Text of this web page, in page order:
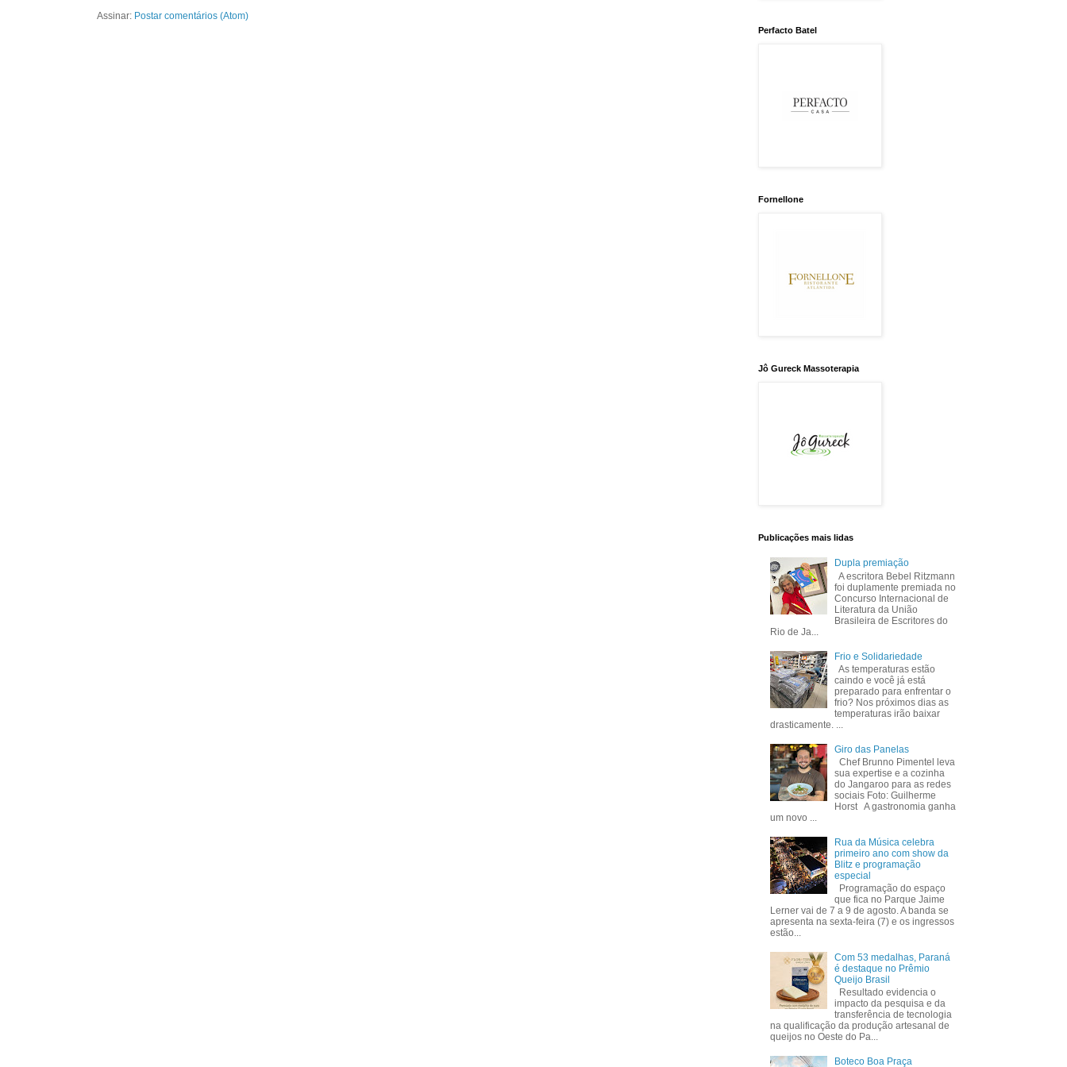
Assinar: Postar comentários (Atom)
Perfacto Batel
Fornellone
Jô Gureck Massoterapia
Publicações mais lidas
Dupla premiação
A escritora Bebel Ritzmann
foi duplamente premiada no
Concurso Internacional de
Literatura da União
Brasileira de Escritores do
Rio de Ja...
Frio e Solidariedade
As temperaturas estão
caindo e você já está
preparado para enfrentar o
frio? Nos próximos dias as
temperaturas irão baixar
drasticamente. ...
Giro das Panelas
Chef Brunno Pimentel leva
sua expertise e a cozinha
do Jangaroo para as redes
sociais Foto: Guilherme
Horst A gastronomia ganha
um novo ...
Rua da Música celebra
primeiro ano com show da
Blitz e programação
especial
Programação do espaço
que fica no Parque Jaime
Lerner vai de 7 a 9 de agosto. A banda se
apresenta na sexta-feira (7) e os ingressos
estão...
Com 53 medalhas, Paraná
é destaque no Prêmio
Queijo Brasil
Resultado evidencia o
impacto da pesquisa e da
transferência de tecnologia
na qualificação da produção artesanal de
queijos no Oeste do Pa...
Boteco Boa Praça